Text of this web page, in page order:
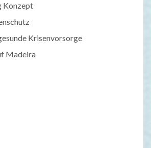
Konzept
Krisenvorsorge
Madeira